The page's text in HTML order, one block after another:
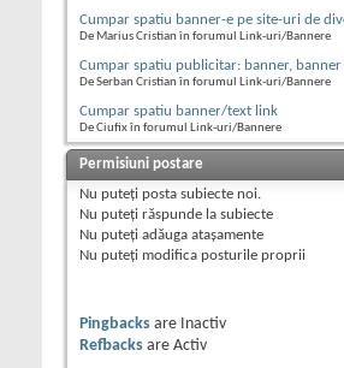
Cumpar spatiu banner-e pe site-uri de
De Marius Cristian în forumul Link-uri/Bannere
Cumpar spatiu publicitar: banner,
De Serban Cristian în forumul Link-uri/Bannere
Cumpar spatiu banner/text link
De Ciufix în forumul Link-uri/Bannere
Permisiuni postare
Nu puteţi posta subiecte noi.
Nu puteţi răspunde la subiecte
Nu puteţi adăuga ataşamente
Nu puteţi modifica posturile proprii
Pingbacks are
Inactiv
Refbacks are Activ